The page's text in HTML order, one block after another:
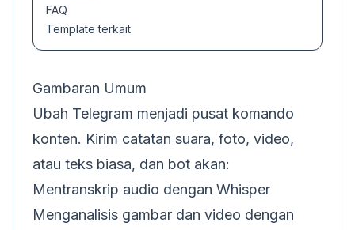
FAQ
Template terkait
Gambaran Umum
Ubah Telegram menjadi pusat komando
konten. Kirim catatan suara, foto, video,
atau teks biasa, dan bot akan:
Mentranskrip audio dengan Whisper
Menganalisis gambar dan video dengan